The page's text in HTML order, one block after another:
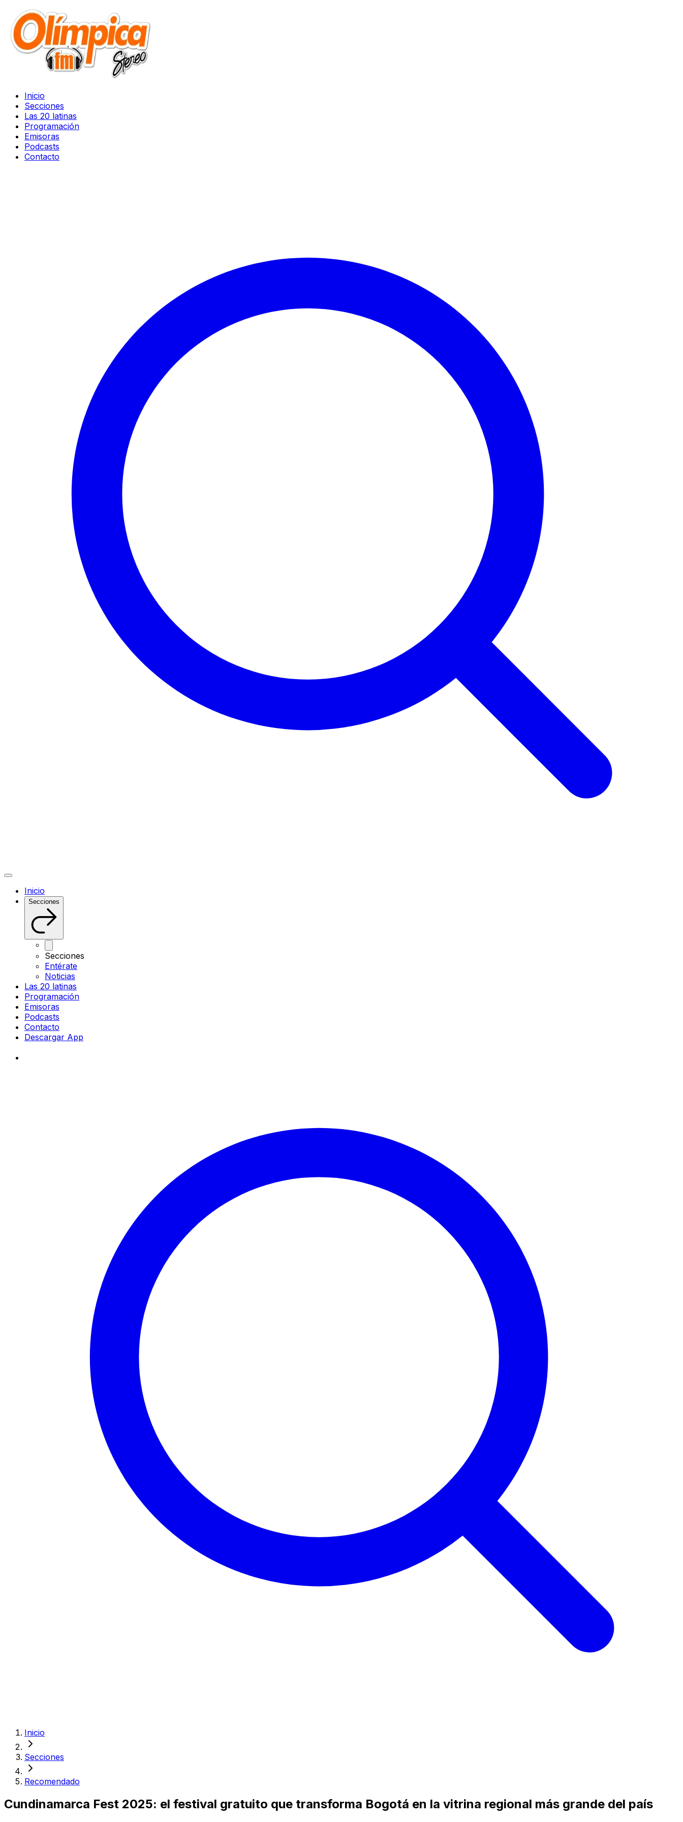
Inicio
Secciones
Las 20 latinas
Programación
Emisoras
Podcasts
Contacto
Inicio
Secciones
Secciones
Entérate
Noticias
Las 20 latinas
Programación
Emisoras
Podcasts
Contacto
Descargar App
Inicio
Secciones
Recomendado
Cundinamarca Fest 2025: el festival gratuito que transforma Bogotá en la vitrina regional más grande del país